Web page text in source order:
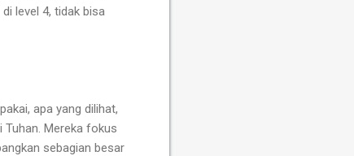
level 4, tidak bisa
apa yang dilihat,
Tuhan. Mereka fokus
sebagian besar